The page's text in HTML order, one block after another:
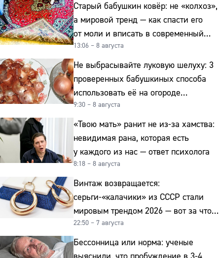
Старый бабушкин ковёр: не «колхоз»,
а мировой тренд — как спасти его
от моли и вписать в современный
интерьер
13:06 – 8 августа
Не выбрасывайте луковую шелуху: 3
проверенных бабушкиных способа
использовать её на огороде
и для здоровья этой зимой
9:30 – 8 августа
«Твою мать» ранит не из-за хамства:
невидимая рана, которая есть
у каждого из нас — ответ психолога
8:18 – 8 августа
Винтаж возвращается:
серьги-«калачики» из СССР стали
мировым трендом 2026 — вот за что
их ценят ювелиры
22:50 – 7 августа
Бессонница или норма: ученые